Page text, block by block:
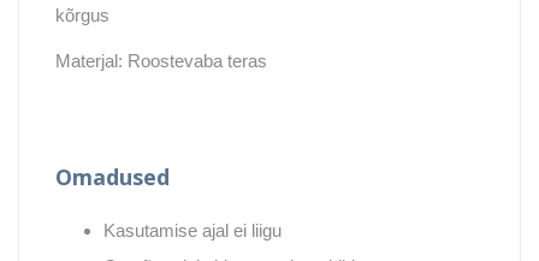
kõrgus
Materjal: Roostevaba teras
Omadused
Kasutamise ajal ei liigu